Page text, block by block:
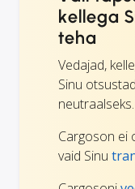
kellega
teha
Vedajad,
Sinu
neutraalseks.
Cargoson ei
vaid Sinu